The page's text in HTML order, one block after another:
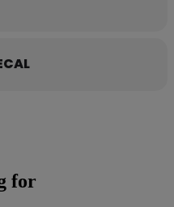
for